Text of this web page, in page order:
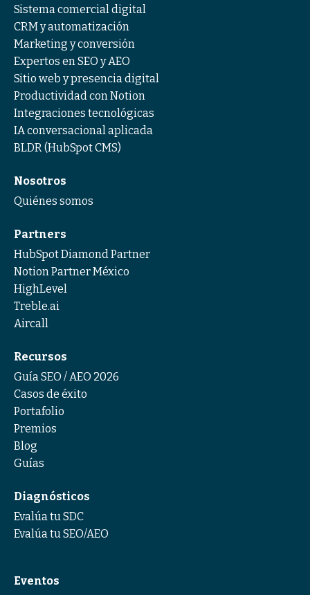
Sistema comercial digital
CRM y automatización
Marketing y conversión
Expertos en SEO y AEO
Sitio web y presencia digital
Productividad con Notion
Integraciones tecnológicas
IA conversacional aplicada
BLDR (HubSpot CMS)
Nosotros
Quiénes somos
Partners
HubSpot Diamond Partner
Notion Partner México
HighLevel
Treble.ai
Aircall
Recursos
Guía SEO / AEO 2026
Casos de éxito
Portafolio
Premios
Blog
Guías
Diagnósticos
Evalúa tu SDC
Evalúa tu SEO/AEO
Eventos